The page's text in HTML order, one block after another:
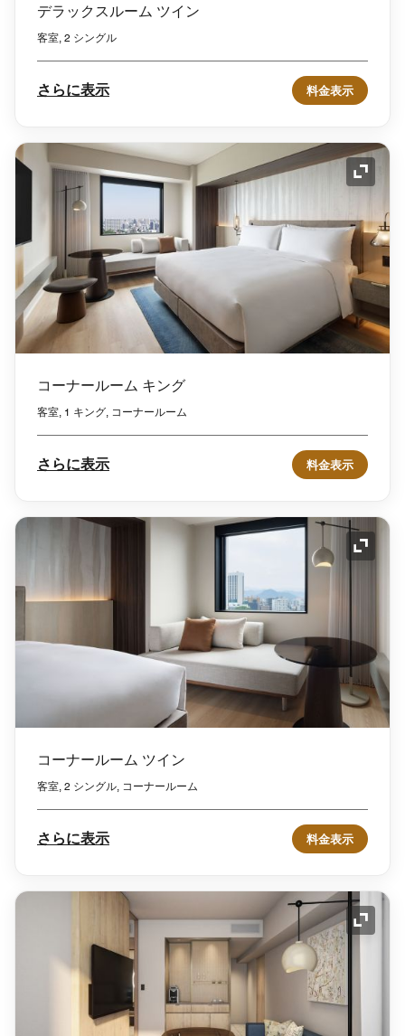
デラックスルーム ツイン
客室, 2 シングル
さらに表示 料金表示
アイ
コーナールーム キング
客室, 1 キング, コーナールーム
さらに表示 料金表示
アイ
コーナールーム ツイン
客室, 2 シングル, コーナールーム
さらに表示 料金表示
アイ